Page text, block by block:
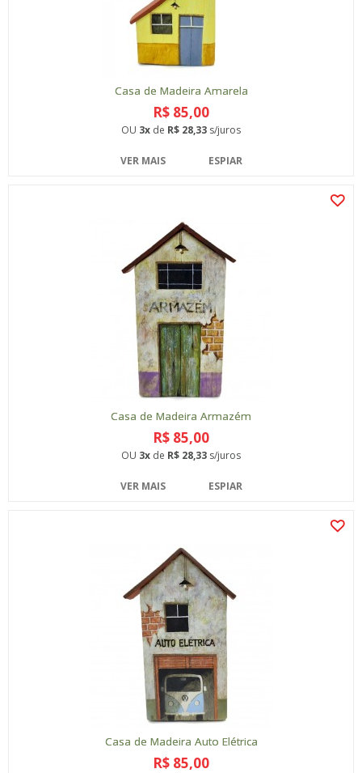
Casa de Madeira Amarela
R$ 85,00
OU 3x de R$ 28,33 s/juros
VER MAIS ESPIAR
Casa de Madeira Armazém
R$ 85,00
OU 3x de R$ 28,33 s/juros
VER MAIS ESPIAR
Casa de Madeira Auto Elétrica
R$ 85,00